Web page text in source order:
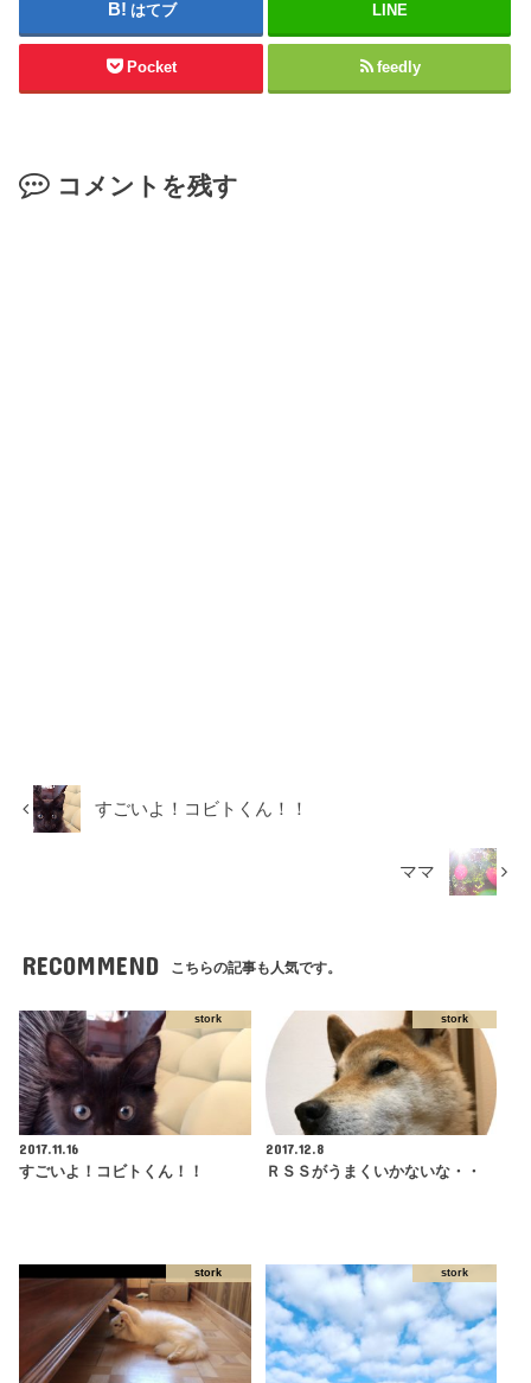
はてブ LINE
Pocket feedly
コメントを残す
すごいよ！コビトくん！！
ママ
RECOMMEND こちらの記事も人気です。
stork
2017.11.16
すごいよ！コビトくん！！
stork
2017.12.8
ＲＳＳがうまくいかないな・・
stork stork